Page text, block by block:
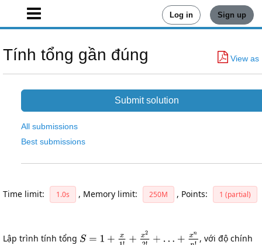
Log in Sign up
Tính tổng gần đúng View as
Submit solution
All submissions
Best submissions
Time limit: 1.0s , Memory limit: 250M , Points: 1 (partial)
Lập trình tính tổng
, với độ chính